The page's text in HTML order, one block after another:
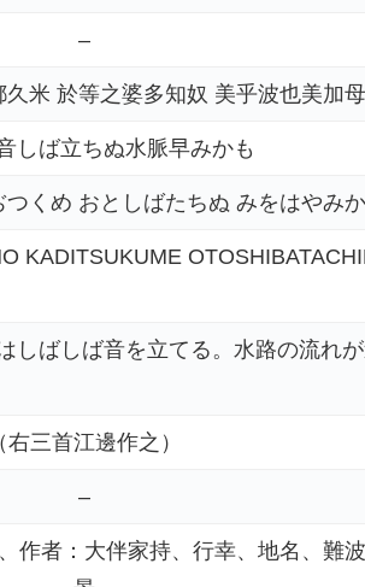
–
米 於等之婆多知奴 美乎波也美加母
しば立ちぬ水脈早みかも
くめ おとしばたちぬ みをはやみ
KADITSUKUME
しばしば音を立てる。水路の流れ
右三首江邊作之）
–
作者：大伴家持、行幸、地名、難